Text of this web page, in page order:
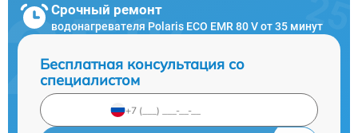
Срочный ремонт
водонагревателя Polaris ECO EMR 80 V от 35 минут
Бесплатная консультация со
специалистом